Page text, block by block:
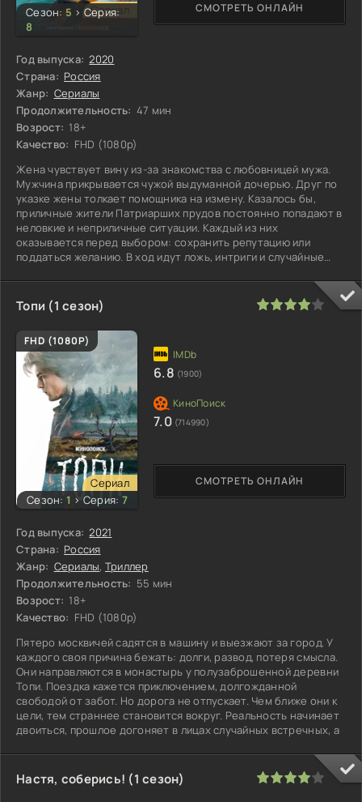
Сериал
Сезон: 5 > Серия:
8
Год выпуска: 2020
Страна: Россия
Жанр: Сериалы
Продолжительность: 47 мин
Возрост: 18+
Качество: FHD (1080p)
Жена чувствует вину из-за знакомства с любовницей мужа.
Мужчина прикрывается чужой выдуманной дочерью. Друг по
указке жены толкает помощника на измену. Казалось бы,
приличные жители Патриарших прудов постоянно попадают в
неловкие и неприличные ситуации. Каждый из них
оказывается перед выбором: сохранить репутацию или
поддаться желанию. В ход идут ложь, интриги и случайные
СМОТРЕТЬ ОНЛАЙН
Топи (1 сезон)
FHD (1080P)
Сериал
Сезон: 1 > Серия:7
Год выпуска: 2021
Страна: Россия
Жанр: Сериалы, Триллер
Продолжительность: 55 мин
Возрост: 18+
Качество: FHD (1080p)
Пятеро москвичей садятся в машину и выезжают за город. У
каждого своя причина бежать: долги, развод, потеря смысла.
Они направляются в монастырь у полузаброшенной деревни
Топи. Поездка кажется приключением, долгожданной
свободой от забот. Но дорога не отпускает. Чем ближе они к
цели, тем страннее становится вокруг. Реальность начинает
двоиться, прошлое догоняет в лицах случайных встречных, а
СМОТРЕТЬ ОНЛАЙН
6.8 (1900)
7.0 (714990)
80
Настя, соберись! (1 сезон)
80 1